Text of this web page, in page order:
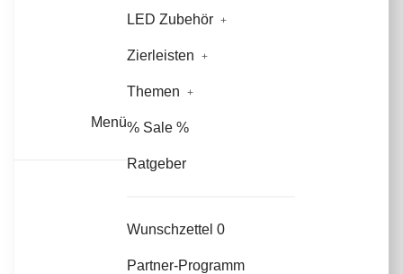
Menü
LED Zubehör
Zierleisten
Themen
% Sale %
Ratgeber
Wunschzettel 0
Partner-Programm